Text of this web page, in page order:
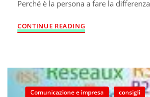
Perché è la persona a fare la differenza
CONTINUE READING
Comunicazione e impresa consigli